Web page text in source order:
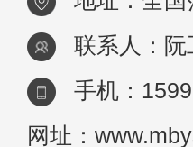
联系人：阮
手机：
网址：